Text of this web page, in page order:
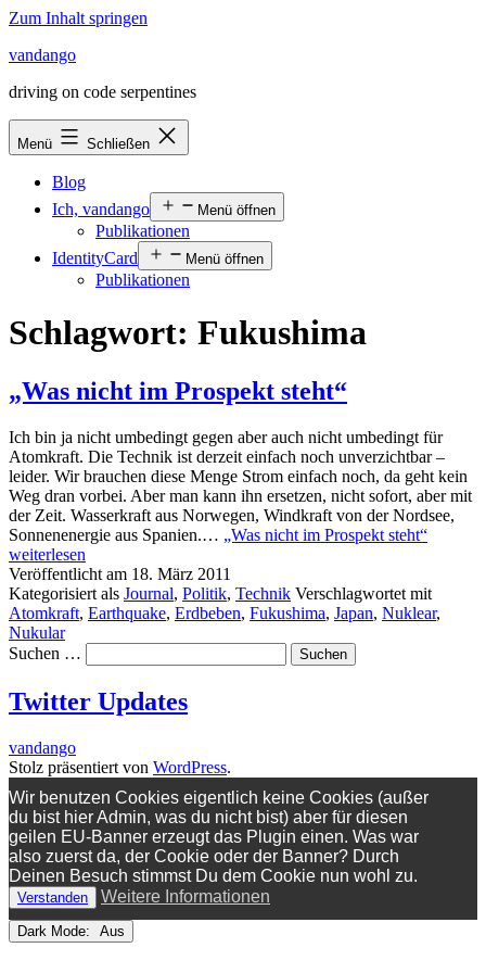
Zum Inhalt springen
vandango
driving on code serpentines
Menü Schließen
Blog
Ich, vandango
Menü öffnen
Publikationen
IdentityCard
Menü öffnen
Publikationen
Schlagwort: Fukushima
„Was nicht im Prospekt steht“
Ich bin ja nicht umbedingt gegen aber auch nicht umbedingt für
Atomkraft. Die Technik ist derzeit einfach noch unverzichtbar –
leider. Wir brauchen diese Menge Strom einfach noch, da geht kein
Weg dran vorbei. Aber man kann ihn ersetzen, nicht sofort, aber mit
der Zeit. Wasserkraft aus Norwegen, Windkraft von der Nordsee,
Sonnenenergie aus Spanien.… „Was nicht im Prospekt steht“
weiterlesen
Veröffentlicht am 18. März 2011
Kategorisiert als Journal, Politik, Technik Verschlagwortet mit
Atomkraft, Earthquake, Erdbeben, Fukushima, Japan, Nuklear,
Nukular
Suchen …
Twitter Updates
vandango
Stolz präsentiert von WordPress.
Wir benutzen Cookies eigentlich keine Cookies (außer
du bist hier Admin, was du nicht bist) aber für diesen
geilen EU-Banner erzeugt das Plugin einen. Was war
also zuerst da, der Cookie oder der Banner? Durch
Deinen Besuch stimmst Du dem Cookie nun wohl zu.
Verstanden Weitere Informationen
Dark Mode: